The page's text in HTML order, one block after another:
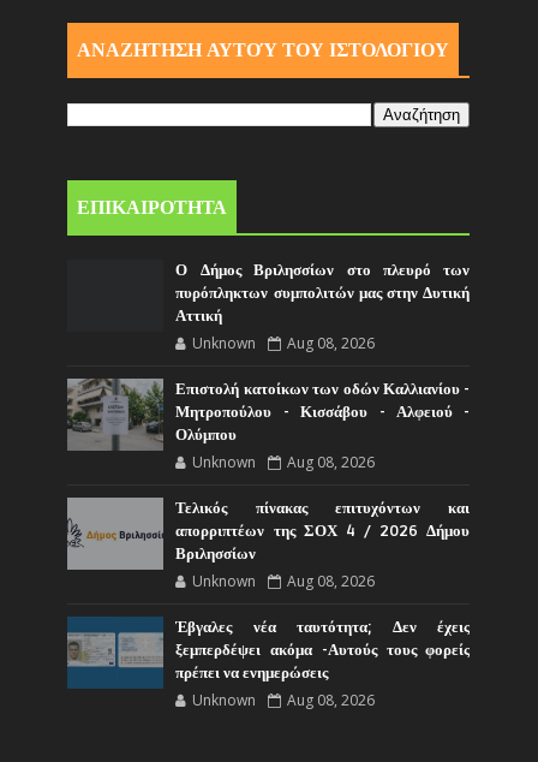
ΑΝΑΖΗΤΗΣΗ ΑΥΤΟΎ ΤΟΥ ΙΣΤΟΛΟΓΙΟΥ
ΕΠΙΚΑΙΡΟΤΗΤΑ
Ο Δήμος Βριλησσίων στο πλευρό των
πυρόπληκτων συμπολιτών μας στην Δυτική
Αττική
Unknown Aug 08, 2026
Επιστολή κατοίκων των οδών Καλλιανίου -
Μητροπούλου - Κισσάβου - Αλφειού -
Ολύμπου
Unknown Aug 08, 2026
Τελικός πίνακας επιτυχόντων και
απορριπτέων της ΣΟΧ 4 / 2026 Δήμου
Βριλησσίων
Unknown Aug 08, 2026
Έβγαλες νέα ταυτότητα; Δεν έχεις
ξεμπερδέψει ακόμα -Αυτούς τους φορείς
πρέπει να ενημερώσεις
Unknown Aug 08, 2026